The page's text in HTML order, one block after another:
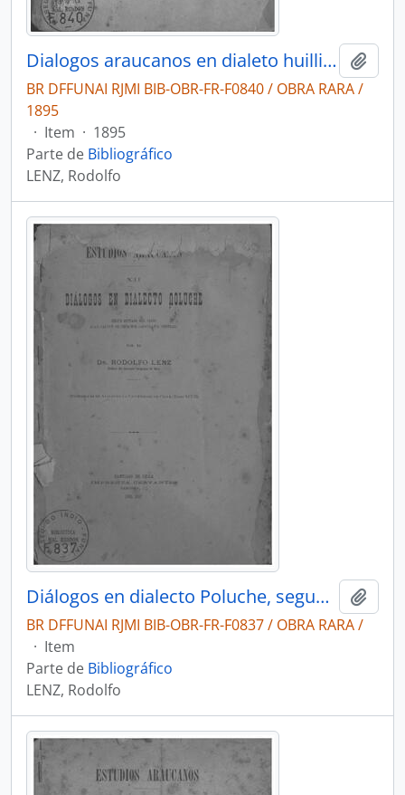
Dialogos araucanos en dialeto huilliche
BR DFFUNAI RJMI BIB-OBR-FR-F0840 / OBRA RARA /
1895
· Item · 1895
Parte de Bibliográfico
LENZ, Rodolfo
Diálogos en dialecto Poluche, segun dictado del indio Juan Calvin de Cholchol Araucania central
BR DFFUNAI RJMI BIB-OBR-FR-F0837 / OBRA RARA /
· Item
Parte de Bibliográfico
LENZ, Rodolfo